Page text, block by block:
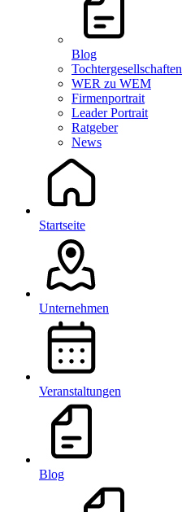
Blog
Tochtergesellschaften
WER zu WEM
Firmenportrait
Leader Portrait
Ratgeber
News
Startseite
Unternehmen
Veranstaltungen
Blog